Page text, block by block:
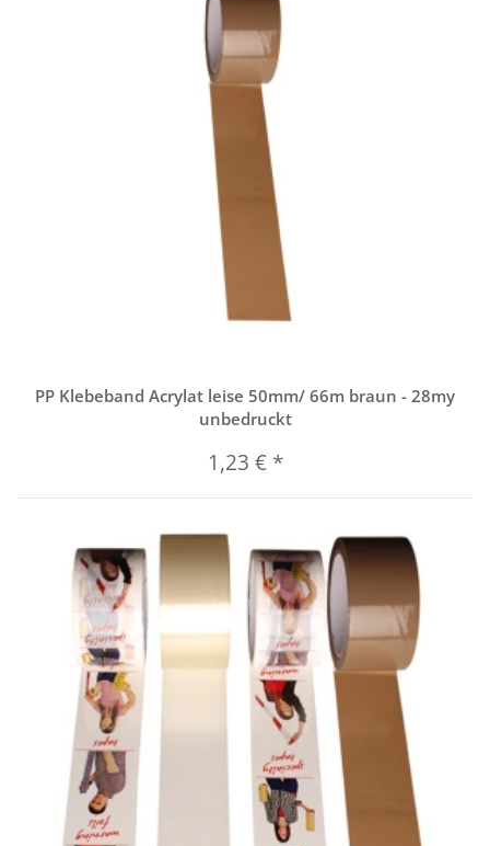
PP Klebeband Acrylat leise 50mm/ 66m braun - 28my
unbedruckt
1,23 € *